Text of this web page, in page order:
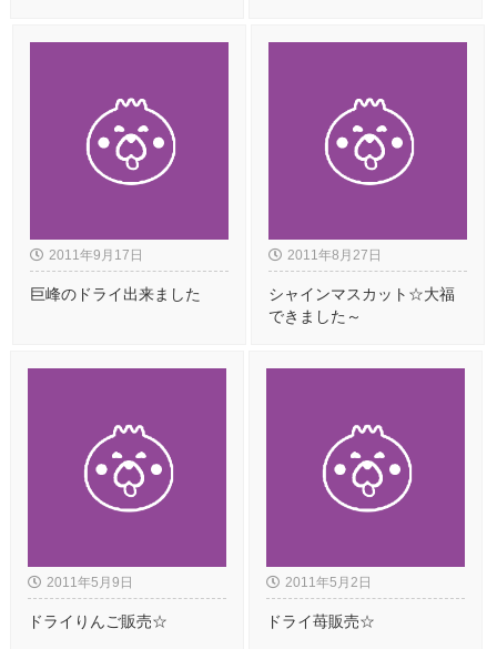
2011年9月17日
巨峰のドライ出来ました
2011年8月27日
シャインマスカット☆大福
できました～
2011年5月9日
ドライりんご販売☆
2011年5月2日
ドライ苺販売☆